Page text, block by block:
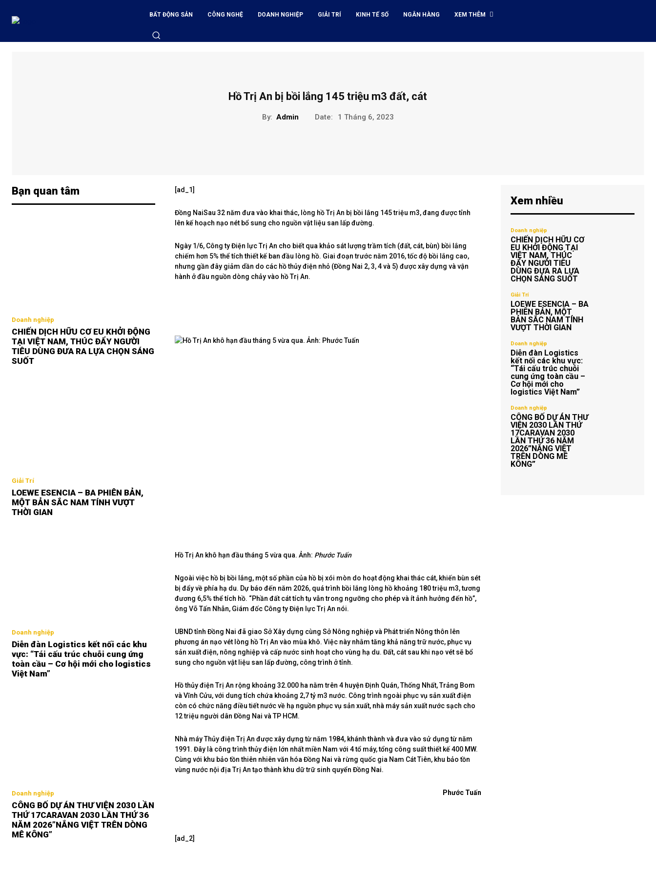
BẤT ĐỘNG SẢN CÔNG NGHỆ DOANH NGHIỆP GIẢI TRÍ KINH TẾ SỐ NGÂN HÀNG XEM THÊM
Hồ Trị An bị bồi lắng 145 triệu m3 đất, cát
By: Admin Date: 1 Tháng 6, 2023
Bạn quan tâm
Doanh nghiệp
CHIẾN DỊCH HỮU CƠ EU KHỞI ĐỘNG
TẠI VIỆT NAM, THÚC ĐẨY NGƯỜI
TIÊU DÙNG ĐƯA RA LỰA CHỌN SÁNG
SUỐT
Giải Trí
LOEWE ESENCIA – BA PHIÊN BẢN,
MỘT BẢN SẮC NAM TÍNH VƯỢT
THỜI GIAN
Doanh nghiệp
Diễn đàn Logistics kết nối các khu
vực: “Tái cấu trúc chuỗi cung ứng
toàn cầu – Cơ hội mới cho logistics
Việt Nam”
Doanh nghiệp
CÔNG BỐ DỰ ÁN THƯ VIỆN 2030 LẦN
THỨ 17CARAVAN 2030 LẦN THỨ 36
NĂM 2026”NẮNG VIỆT TRÊN DÒNG
MÊ KÔNG”
[ad_1]
Đồng NaiSau 32 năm đưa vào khai thác, lòng hồ Trị An bị bồi lắng 145 triệu m3, đang được tỉnh
lên kế hoạch nạo nét bổ sung cho nguồn vật liệu san lấp đường.
Ngày 1/6, Công ty Điện lực Trị An cho biết qua khảo sát lượng trầm tích (đất, cát, bùn) bồi lắng
chiếm hơn 5% thể tích thiết kế ban đầu lòng hồ. Giai đoạn trước năm 2016, tốc độ bồi lắng cao,
nhưng gần đây giảm dần do các hồ thủy điện nhỏ (Đồng Nai 2, 3, 4 và 5) được xây dựng và vận
hành ở đầu nguồn dòng chảy vào hồ Trị An.
Hồ Trị An khô hạn đầu tháng 5 vừa qua. Ảnh: Phước Tuấn
Ngoài việc hồ bị bồi lắng, một số phần của hồ bị xói mòn do hoạt động khai thác cát, khiến bùn sét
bị đẩy về phía hạ du. Dự báo đến năm 2026, quá trình bồi lắng lòng hồ khoảng 180 triệu m3, tương
đương 6,5% thể tích hồ. “Phần đất cát tích tụ vẫn trong ngưỡng cho phép và ít ảnh hưởng đến hồ”,
ông Võ Tấn Nhẫn, Giám đốc Công ty Điện lực Trị An nói.
UBND tỉnh Đồng Nai đã giao Sở Xây dựng cùng Sở Nông nghiệp và Phát triển Nông thôn lên
phương án nạo vét lòng hồ Trị An vào mùa khô. Việc này nhằm tăng khả năng trữ nước, phục vụ
sản xuất điện, nông nghiệp và cấp nước sinh hoạt cho vùng hạ du. Đất, cát sau khi nạo vét sẽ bổ
sung cho nguồn vật liệu san lấp đường, công trình ở tỉnh.
Hồ thủy điện Trị An rộng khoảng 32.000 ha nằm trên 4 huyện Định Quán, Thống Nhất, Trảng Bom
và Vĩnh Cửu, với dung tích chứa khoảng 2,7 tỷ m3 nước. Công trình ngoài phục vụ sản xuất điện
còn có chức năng điều tiết nước về hạ nguồn phục vụ sản xuất, nhà máy sản xuất nước sạch cho
12 triệu người dân Đồng Nai và TP HCM.
Nhà máy Thủy điện Trị An được xây dựng từ năm 1984, khánh thành và đưa vào sử dụng từ năm
1991. Đây là công trình thủy điện lớn nhất miền Nam với 4 tổ máy, tổng công suất thiết kế 400 MW.
Cùng với khu bảo tồn thiên nhiên văn hóa Đồng Nai và rừng quốc gia Nam Cát Tiên, khu bảo tồn
vùng nước nội địa Trị An tạo thành khu dữ trữ sinh quyển Đồng Nai.
Phước Tuấn
[ad_2]
Xem nhiều
Doanh nghiệp
CHIẾN DỊCH HỮU CƠ
EU KHỞI ĐỘNG TẠI
VIỆT NAM, THÚC
ĐẨY NGƯỜI TIÊU
DÙNG ĐƯA RA LỰA
CHỌN SÁNG SUỐT
Giải Trí
LOEWE ESENCIA – BA
PHIÊN BẢN, MỘT
BẢN SẮC NAM TÍNH
VƯỢT THỜI GIAN
Doanh nghiệp
Diễn đàn Logistics
kết nối các khu vực:
“Tái cấu trúc chuỗi
cung ứng toàn cầu –
Cơ hội mới cho
logistics Việt Nam”
Doanh nghiệp
CÔNG BỐ DỰ ÁN THƯ
VIỆN 2030 LẦN THỨ
17CARAVAN 2030
LẦN THỨ 36 NĂM
2026”NẮNG VIỆT
TRÊN DÒNG MÊ
KÔNG”